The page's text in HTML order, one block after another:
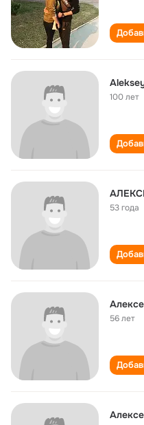
100 лет
53 года
56 лет